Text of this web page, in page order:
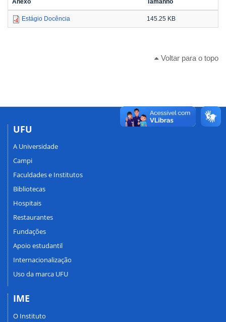
Anexo Tamanho
Estágio Docência 145.25 KB
Voltar para o topo
UFU
A Universidade
Campi
Faculdades e Institutos
Bibliotecas
Hospitais
Restaurantes
Fundações
Apoio estudantil
Internacionalização
Uso da marca UFU
IME
O Instituto